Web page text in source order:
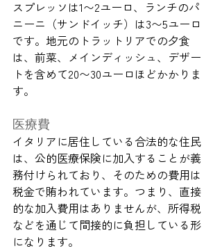
スプレッソは1〜2ユーロ、ランチのパ
ニーニ（サンドイッチ）は3〜5ユーロ
です。地元のトラットリアでの夕食
は、前菜、メインディッシュ、デザー
トを含めて20〜30ユーロほどかかりま
す。
医療費
イタリアに居住している合法的な住民
は、公的医療保険に加入することが義
務付けられており、そのための費用は
税金で賄われています。つまり、直接
的な加入費用はありませんが、所得税
などを通じて間接的に負担している形
になります。